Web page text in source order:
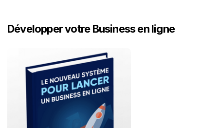
Développer votre Business en ligne